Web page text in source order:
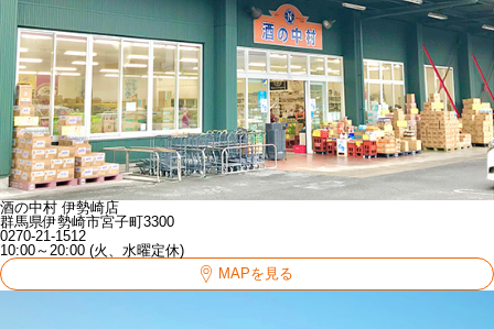
酒の中村 伊勢崎店
群馬県伊勢崎市宮子町3300
0270-21-1512
10:00～20:00 (火、水曜定休)
MAPを見る